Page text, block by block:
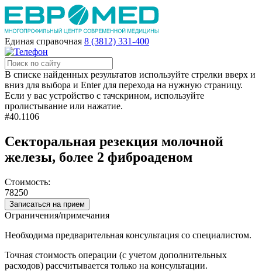
Единая справочная 8 (3812) 331-400
В списке найденных результатов используйте стрелки вверх и
вниз для выбора и Enter для перехода на нужную страницу.
Если у вас устройство с тачскрином, используйте
пролистывание или нажатие.
#40.1106
Секторальная резекция молочной
железы, более 2 фиброаденом
Стоимость:
78250
Записаться на прием
Ограничения/примечания
Необходима предварительная консультация со специалистом.
Точная стоимость операции (с учетом дополнительных
расходов) рассчитывается только на консультации.